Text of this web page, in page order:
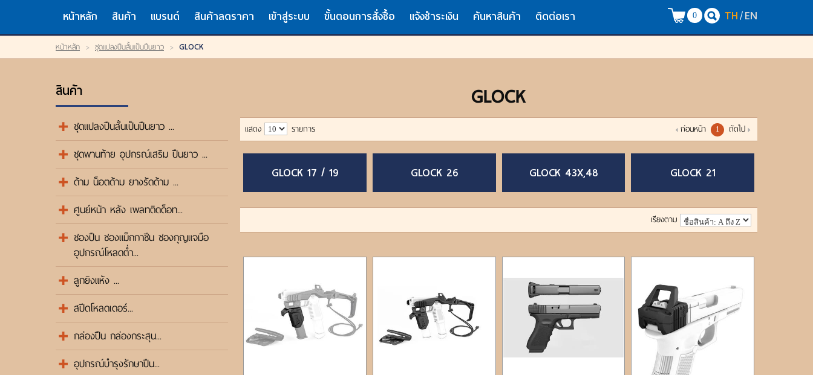
TH /EN
LOGIN
OR
My Wishlist
แบรนด์
สินค้าลดราคา
เข้าสู่ระบบ
ขั้นตอนการสั่งซื้อ
แจ้งชำระเงิน
ค้นหาสินค้า
ติดต่อเรา
หน้าหลัก สินค้า แบรนด์ สินค้าลดราคา เข้าสู่ระบบ ขั้นตอนการสั่งซื้อ แจ้งชำระเงิน ค้นหาสินค้า ติดต่อเรา 0 TH/EN
หน้าหลัก > ชุดแปลงปืนสั้นเป็นปืนยาว > GLOCK
สินค้า
ชุดแปลงปืนสั้นเป็นปืนยาว ...
ชุดพานท้าย อุปกรณ์เสริม ปืนยาว ...
ด้าม น็อตด้าม ยางรัดด้าม ...
ศูนย์หน้า หลัง เพลทติดด็อท...
ซองปืน ซองแม็กกาซีน ซองกุญแจมือ
อุปกรณ์โหลดต่ำ...
ลูกยิงแห้ง ...
สปีดโหลดเดอร์...
กล่องปืน กล่องกระสุน...
อุปกรณ์บำรุงรักษาปืน...
GLOCK
แสดง รายการ ก่อนหน้า 1 ถัดไป
GLOCK 17 / 19 GLOCK 26 GLOCK 43X,48 GLOCK 21
เรียงตาม